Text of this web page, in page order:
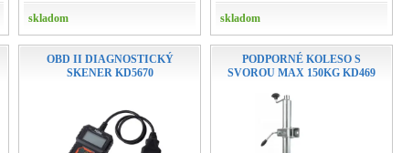
skladom skladom
OBD II DIAGNOSTICKÝ
SKENER KD5670
PODPORNÉ KOLESO S
SVOROU MAX 150KG KD469